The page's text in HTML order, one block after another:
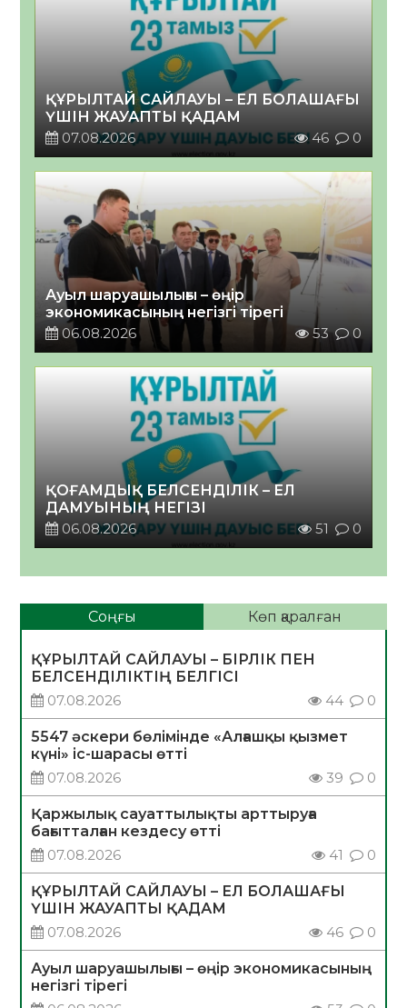
ҚҰРЫЛТАЙ САЙЛАУЫ – ЕЛ БОЛАШАҒЫ
ҮШІН ЖАУАПТЫ ҚАДАМ
07.08.2026
46 0
Ауыл шаруашылығы – өңір
экономикасының негізгі тірегі
06.08.2026
53 0
ҚОҒАМДЫҚ БЕЛСЕНДІЛІК – ЕЛ
ДАМУЫНЫҢ НЕГІЗІ
06.08.2026
51 0
Соңғы Көп қаралған
ҚҰРЫЛТАЙ САЙЛАУЫ – БІРЛІК ПЕН
БЕЛСЕНДІЛІКТІҢ БЕЛГІСІ
07.08.2026
44 0
5547 әскери бөлімінде «Алғашқы қызмет
күні» іс-шарасы өтті
07.08.2026
39 0
Қаржылық сауаттылықты арттыруға
бағытталған кездесу өтті
07.08.2026
41 0
ҚҰРЫЛТАЙ САЙЛАУЫ – ЕЛ БОЛАШАҒЫ
ҮШІН ЖАУАПТЫ ҚАДАМ
07.08.2026
46 0
Ауыл шаруашылығы – өңір экономикасының
негізгі тірегі